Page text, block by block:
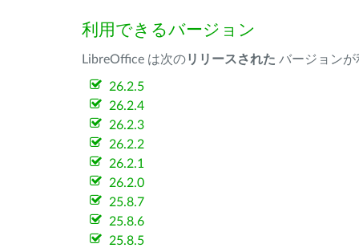
利用できるバージョン
LibreOffice は次のリリースされた バージョンが
26.2.5
26.2.4
26.2.3
26.2.2
26.2.1
26.2.0
25.8.7
25.8.6
25.8.5